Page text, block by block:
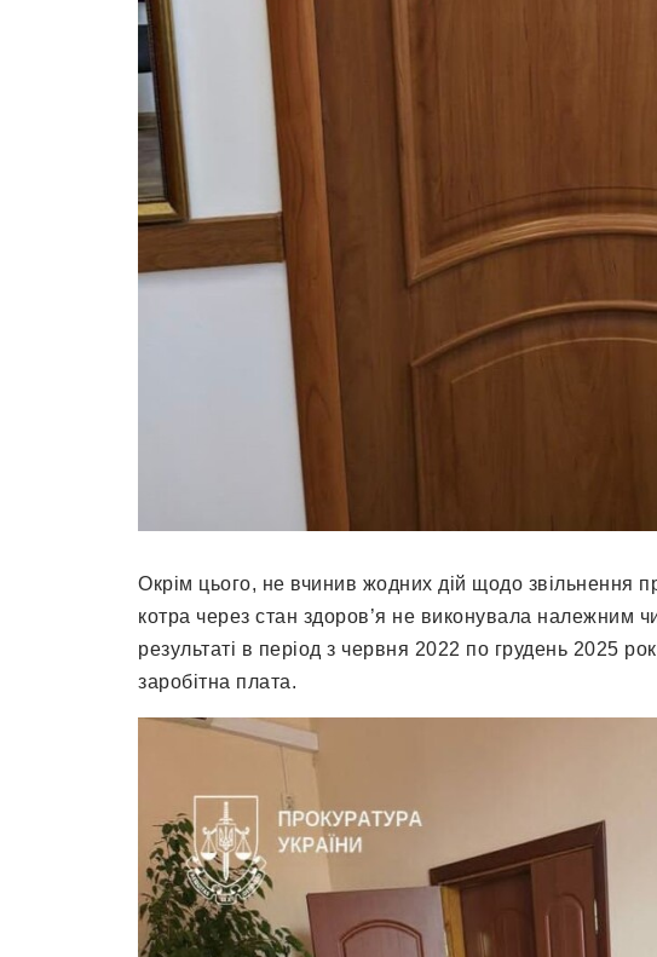
Окрім цього, не вчинив жодних дій щодо звільнення
котра через стан здоров’я не виконувала належним
результаті в період з червня 2022 по грудень 2025
заробітна плата.